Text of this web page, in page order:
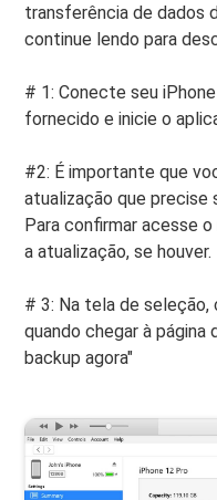
transferência de dados
continue lendo para
# 1: Conecte seu
fornecido e inicie o
#2: É importante que
atualização que precise
Para confirmar acesse
a atualização, se houver.
# 3: Na tela de
quando chegar à página
backup agora"